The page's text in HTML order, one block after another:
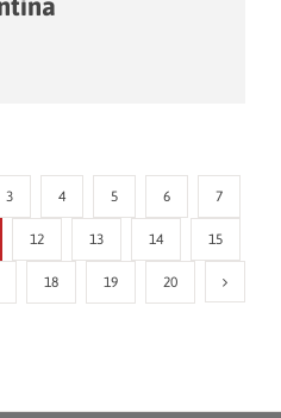
3 4 5 6 7
12 13 14 15
18 19 20